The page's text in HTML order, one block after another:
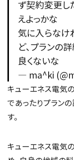
ず契約変更し
えよっかな
気に入らなけ
ど、プランの
良くないな
— ma^ki
キューエネス電気
であったりプラン
す。
キューエネス電気